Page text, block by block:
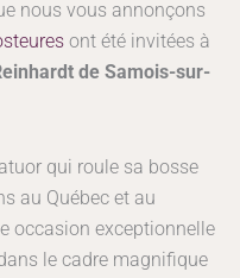
nous vous annonçons
ont été invitées à
de Samois-sur-
qui roule sa bosse
au Québec et au
occasion exceptionnelle
le cadre magnifique